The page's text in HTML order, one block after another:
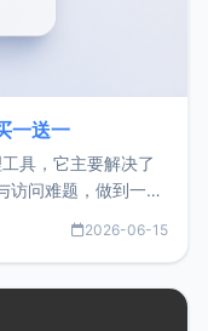
一送一
具，它主要解决了
访问难题，做到一处
2026-06-15